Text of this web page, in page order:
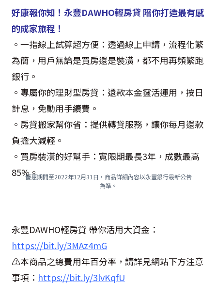
好康報你知！永豐DAWHO輕房貸 陪你打造最有感
的成家旅程！
。一指線上試算超方便：透過線上申請，流程化繁
為簡，用戶無論是買房還是裝潢，都不用再頻繁跑
銀行。
。專屬你的理財型房貸：還款本金靈活運用，按日
計息，免動用手續費。
。房貸搬家幫你省：提供轉貸服務，讓你每月還款
負擔大減輕。
。買房裝潢的好幫手：寬限期最長3年，成數最高
85%。優惠期間至2022年12月31日，商品詳細內容以永豐銀行最新公告
為準。
永豐DAWHO輕房貸 帶你活用大資金：
https://bit.ly/3MAz4mG
⚠本商品之總費用年百分率，請詳見網站下方注意
事項： https://bit.ly/3lvKqfU